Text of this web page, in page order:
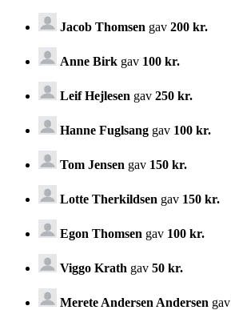
Jacob Thomsen gav 200 kr.
Anne Birk gav 100 kr.
Leif Hejlesen gav 250 kr.
Hanne Fuglsang gav 100 kr.
Tom Jensen gav 150 kr.
Lotte Therkildsen gav 150 kr.
Egon Thomsen gav 100 kr.
Viggo Krath gav 50 kr.
Merete Andersen Andersen gav